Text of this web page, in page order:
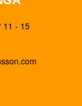
11 - 15